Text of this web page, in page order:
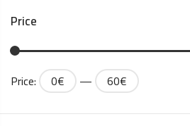
Price
Price: 0€ — 60€